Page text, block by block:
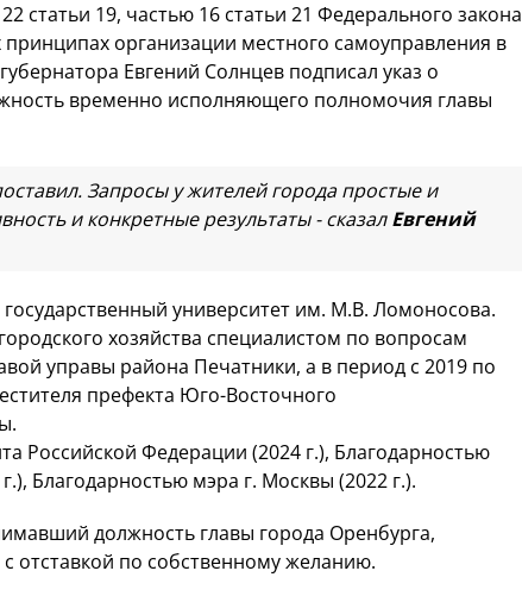
статьи 19, частью 16 статьи 21 Федерального закона
организации местного самоуправления в
Евгений Солнцев подписал указ о
временно исполняющего полномочия главы
Запросы у жителей города простые и
и конкретные результаты - сказалЕвгений
университет им. М.В. Ломоносова.
хозяйства специалистом по вопросам
управы района Печатники, а в период с 2019 по
префекта Юго-Восточного
Российской Федерации (2024 г.), Благодарностью
Благодарностью мэра г. Москвы (2022 г.).
должность главы города Оренбурга,
отставкой по собственному желанию.